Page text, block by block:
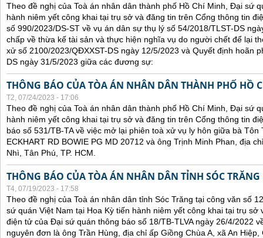
Theo đề nghị của Toà án nhân dân thành phố Hồ Chí Minh, Đại sứ
hành niêm yết công khai tại trụ sở và đăng tin trên Cổng thông tin
số 990/2023/DS-ST về vụ án dân sự thụ lý số 54/2018/TLST-DS
chấp về thừa kế tài sản và thực hiện nghĩa vụ do người chết để lại
xử số 2100/2023/QĐXXST-DS ngày 12/5/2023 và Quyết định hoãn
DS ngày 31/5/2023 giữa các đương sự:
THÔNG BÁO CỦA TÒA ÁN NHÂN DÂN THÀNH PHỐ HỒ
T2, 07/24/2023 - 17:06
Theo đề nghị của Toà án nhân dân thành phố Hồ Chí Minh, Đại sứ
hành niêm yết công khai tại trụ sở và đăng tin trên Cổng thông tin
báo số 531/TB-TA về việc mở lại phiên toà xử vụ ly hôn giữa bà Tôn
ECKHART RD BOWIE PG MD 20712 và ông Trịnh Minh Phan, địa
Nhì, Tân Phú, TP. HCM.
THÔNG BÁO CỦA TÒA ÁN NHÂN DÂN TỈNH SÓC TRĂNG
T4, 07/19/2023 - 17:58
Theo đề nghị của Toà án nhân dân tỉnh Sóc Trăng tại công văn số
sứ quán Việt Nam tại Hoa Kỳ tiến hành niêm yết công khai tại trụ sở
điện tử của Đại sứ quán thông báo số 18/TB-TLVA ngày 26/4/2022
nguyên đơn là ông Trần Hùng, địa chỉ ấp Giồng Chùa A, xã An